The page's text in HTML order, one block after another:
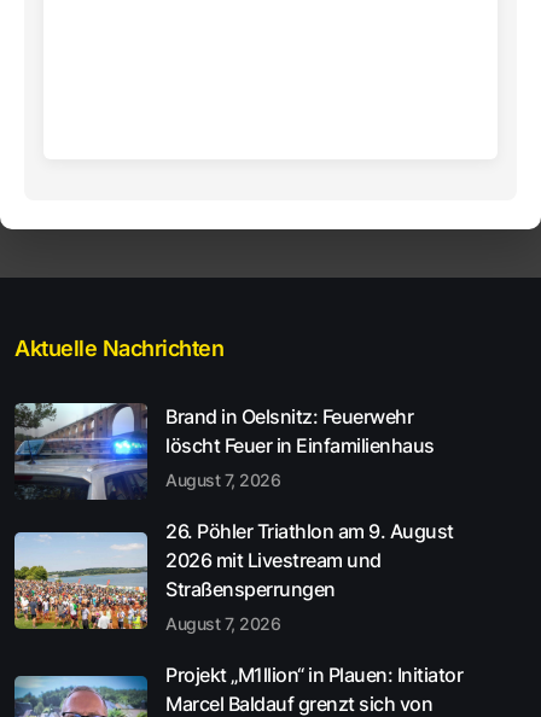
Aktuelle Nachrichten
Brand in Oelsnitz: Feuerwehr
löscht Feuer in Einfamilienhaus
August 7, 2026
26. Pöhler Triathlon am 9. August
2026 mit Livestream und
Straßensperrungen
August 7, 2026
Projekt „M1llion“ in Plauen: Initiator
Marcel Baldauf grenzt sich von